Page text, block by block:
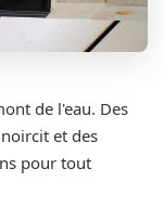
de l'eau. Des
et des
pour tout